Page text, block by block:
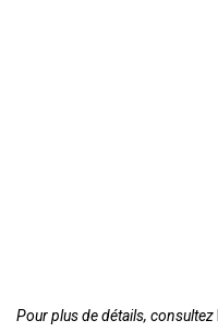
Pour plus de détails, consultez